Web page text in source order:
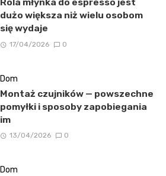
Rola młynka do espresso jest
dużo większa niż wielu osobom
się wydaje
17/04/2026 0
Dom
Montaż czujników — powszechne
pomyłki i sposoby zapobiegania
im
13/04/2026 0
Dom